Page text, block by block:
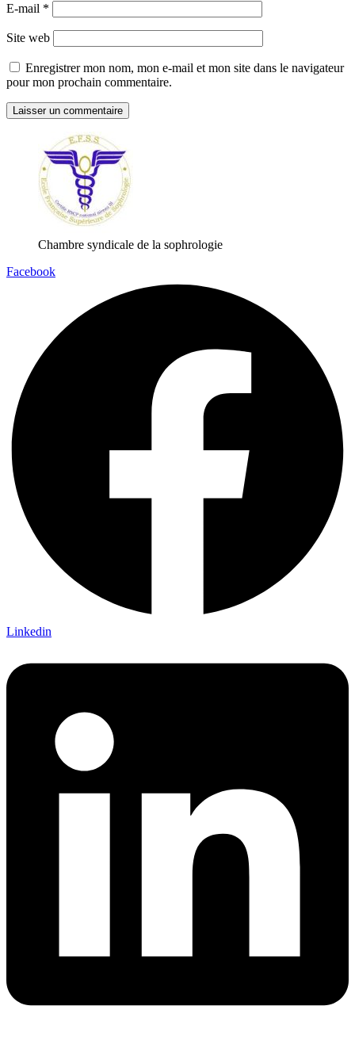
E-mail *
Site web
Enregistrer mon nom, mon e-mail et mon site dans le navigateur
pour mon prochain commentaire.
Chambre syndicale de la sophrologie
Facebook
Linkedin